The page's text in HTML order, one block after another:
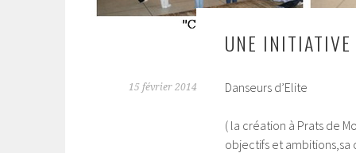
UNE INITIATIVE
15 février 2014 Danseurs d’Elite
( la création à Prats de
objectifs et ambitions,sa